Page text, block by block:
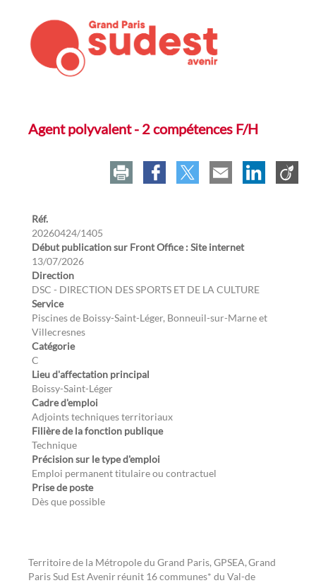
Agent polyvalent - 2 compétences F/H
Réf.
20260424/1405
Début publication sur Front Office : Site internet
13/07/2026
Direction
DSC - DIRECTION DES SPORTS ET DE LA CULTURE
Service
Piscines de Boissy-Saint-Léger, Bonneuil-sur-Marne et
Villecresnes
Catégorie
C
Lieu d'affectation principal
Boissy-Saint-Léger
Cadre d'emploi
Adjoints techniques territoriaux
Filière de la fonction publique
Technique
Précision sur le type d'emploi
Emploi permanent titulaire ou contractuel
Prise de poste
Dès que possible
Territoire de la Métropole du Grand Paris, GPSEA, Grand
Paris Sud Est Avenir réunit 16 communes* du Val-de